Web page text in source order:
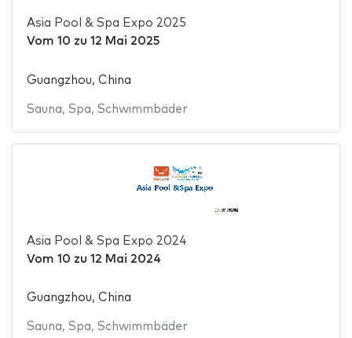
Asia Pool & Spa Expo 2025
Vom 10 zu 12 Mai 2025
Guangzhou, China
Sauna, Spa, Schwimmbäder
Asia Pool & Spa Expo 2024
Vom 10 zu 12 Mai 2024
Guangzhou, China
Sauna, Spa, Schwimmbäder